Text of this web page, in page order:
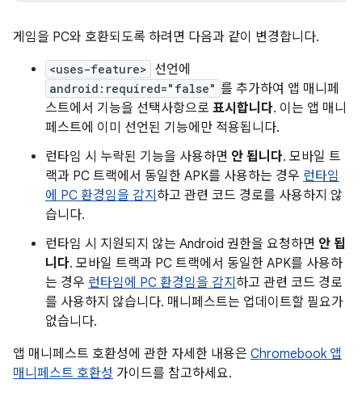
게임을 PC와 호환되도록 하려면 다음과 같이 변경합니다.
<uses-feature> 선언에
android:required="false" 를 추가하여 앱 매니페
스트에서 기능을 선택사항으로 표시합니다. 이는 앱 매니
페스트에 이미 선언된 기능에만 적용됩니다.
런타임 시 누락된 기능을 사용하면 안 됩니다. 모바일 트
랙과 PC 트랙에서 동일한 APK를 사용하는 경우 런타임
에 PC 환경임을 감지 하고 관련 코드 경로를 사용하지 않
습니다.
런타임 시 지원되지 않는 Android 권한을 요청하면 안 됩
니다. 모바일 트랙과 PC 트랙에서 동일한 APK를 사용하
는 경우 런타임에 PC 환경임을 감지 하고 관련 코드 경로
를 사용하지 않습니다. 매니페스트는 업데이트할 필요가
없습니다.
앱 매니페스트 호환성에 관한 자세한 내용은 Chromebook 앱
매니페스트 호환성 가이드를 참고하세요.